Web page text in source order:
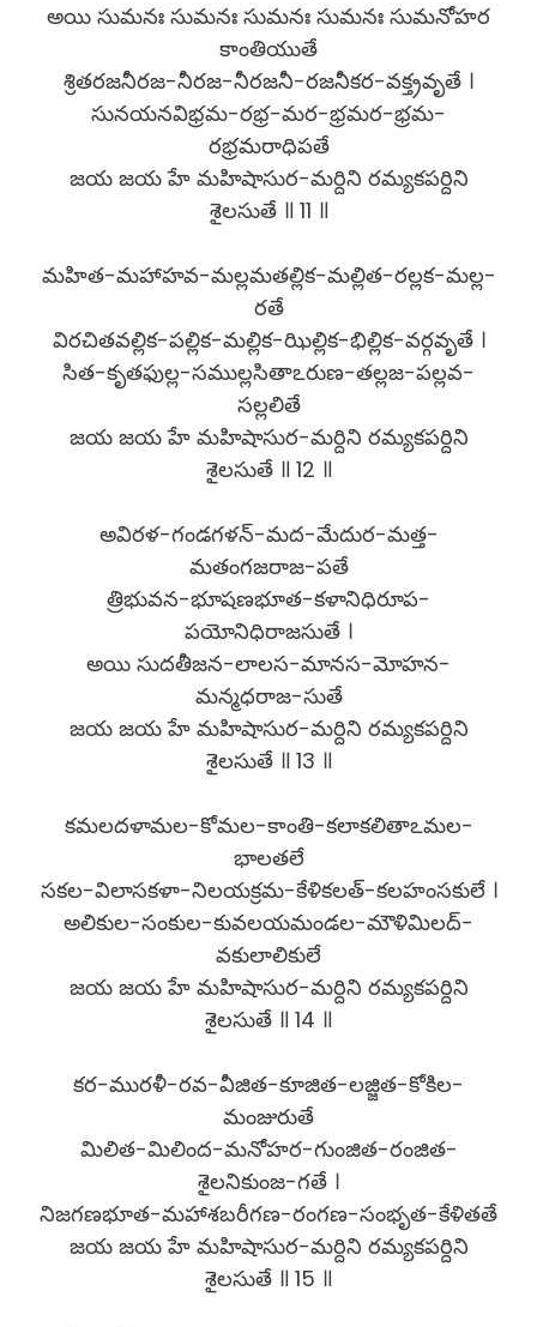
అయి సుమనః సుమనః సుమనః సుమనః సుమనోహర
కాంతియుతే
శ్రితరజనీరజ-నీరజ-నీరజనీ-రజనీకర-వక్త్రవృతే ।
సునయనవిభ్రమ-రభ్ర-మర-భ్రమర-భ్రమ-
రభ్రమరాధిపతే
జయ జయ హే మహిషాసుర-మర్దిని రమ్యకపర్దిని
శైలసుతే ॥ 11 ॥
మహిత-మహాహవ-మల్లమతల్లిక-మల్లిత-రల్లక-మల్ల-
రతే
విరచితవల్లిక-పల్లిక-మల్లిక-ఝిల్లిక-భిల్లిక-వర్గవృతే ।
సిత-కృతఫుల్ల-సముల్లసితాఽరుణ-తల్లజ-పల్లవ-
సల్లలితే
జయ జయ హే మహిషాసుర-మర్దిని రమ్యకపర్దిని
శైలసుతే ॥ 12 ॥
అవిరళ-గండగళన్-మద-మేదుర-మత్త-
మతంగజరాజ-పతే
త్రిభువన-భూషణభూత-కళానిధిరూప-
పయోనిధిరాజసుతే ।
అయి సుదతీజన-లాలస-మానస-మోహన-
మన్మధరాజ-సుతే
జయ జయ హే మహిషాసుర-మర్దిని రమ్యకపర్దిని
శైలసుతే ॥ 13 ॥
కమలదళామల-కోమల-కాంతి-కలాకలితాఽమల-
భాలతలే
సకల-విలాసకళా-నిలయక్రమ-కేళికలత్-కలహంసకులే ।
అలికుల-సంకుల-కువలయమండల-మౌళిమిలద్-
వకులాలికులే
జయ జయ హే మహిషాసుర-మర్దిని రమ్యకపర్దిని
శైలసుతే ॥ 14 ॥
కర-మురళీ-రవ-వీజిత-కూజిత-లజ్జిత-కోకిల-
మంజురుతే
మిలిత-మిలింద-మనోహర-గుంజిత-రంజిత-
శైలనికుంజ-గతే ।
నిజగణభూత-మహాశబరీగణ-రంగణ-సంభృత-కేళితతే
జయ జయ హే మహిషాసుర-మర్దిని రమ్యకపర్దిని
శైలసుతే ॥ 15 ॥